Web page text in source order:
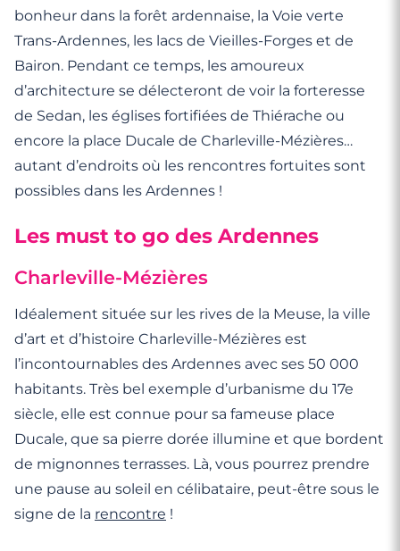
bonheur dans la forêt ardennaise, la Voie verte
Trans-Ardennes, les lacs de Vieilles-Forges et de
Bairon. Pendant ce temps, les amoureux
d’architecture se délecteront de voir la forteresse
de Sedan, les églises fortifiées de Thiérache ou
encore la place Ducale de Charleville-Mézières…
autant d’endroits où les rencontres fortuites sont
possibles dans les Ardennes !
Les must to go des Ardennes
Charleville-Mézières
Idéalement située sur les rives de la Meuse, la ville
d’art et d’histoire Charleville-Mézières est
l’incontournables des Ardennes avec ses 50 000
habitants. Très bel exemple d’urbanisme du 17e
siècle, elle est connue pour sa fameuse place
Ducale, que sa pierre dorée illumine et que bordent
de mignonnes terrasses. Là, vous pourrez prendre
une pause au soleil en célibataire, peut-être sous le
signe de la rencontre !